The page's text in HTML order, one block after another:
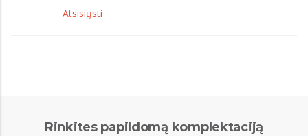
Atsisiųsti
Rinkites papildomą komplektaciją